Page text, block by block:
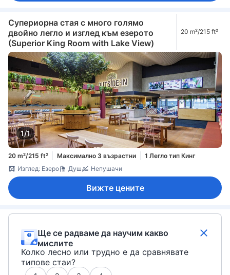
Супериорна стая с много голямо
двойно легло и изглед към езерото
(Superior King Room with Lake View)
20 m²/215 ft²
1/1
20 m²/215 ft² Максимално 3 възрастни
1 Легло тип Кинг
Изглед: Езеро
Душ Непушачи
Вижте цените
Ще се радваме да научим какво
мислите
Колко лесно или трудно е да сравнявате
типове стаи?